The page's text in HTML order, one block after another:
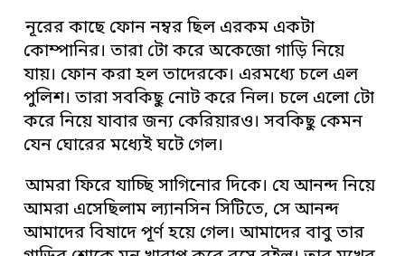
নূরের কাছে ফোন নম্বর ছিল এরকম একটা
কোম্পানির। তারা টো করে অকেজো গাড়ি নিয়ে
যায়। ফোন করা হল তাদেরকে। এরমধ্যে চলে এল
পুলিশ। তারা সবকিছু নোট করে নিল। চলে এলো টো
করে নিয়ে যাবার জন্য কেরিয়ারও। সবকিছু কেমন
যেন ঘোরের মধ্যেই ঘটে গেল।
আমরা ফিরে যাচ্ছি সাগিনোর দিকে। যে আনন্দ নিয়ে
আমরা এসেছিলাম ল্যানসিন সিটিতে, সে আনন্দ
আমাদের বিষাদে পূর্ণ হয়ে গেল। আমাদের বাবু তার